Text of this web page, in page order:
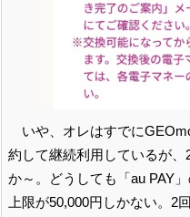
いや、オレはすでに
約して継続利用しているが
か～。どうしても「au PAY
上限が50,000円しかない。2